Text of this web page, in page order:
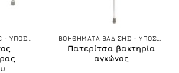
Πατερίτσα βακτηρία
αγκώνος